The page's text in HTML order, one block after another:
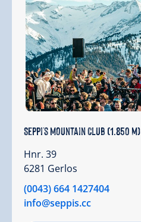
Seppi's Mountain Club (1.850 m)
Hnr. 39
6281 Gerlos
(0043) 664 1427404
info@seppis.cc